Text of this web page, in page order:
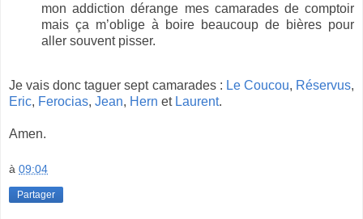
mon addiction dérange mes camarades de comptoir
mais ça m’oblige à boire beaucoup de bières pour
aller souvent pisser.
Je vais donc taguer sept camarades : Le Coucou, Réservus,
Eric, Ferocias, Jean, Hern et Laurent.
Amen.
à 09:04
Partager